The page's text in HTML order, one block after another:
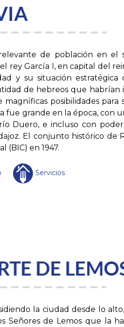
de población en el
rey García I, en capital del
y su situación estratégica
de hebreos que habrían
posibilidades para
fue grande en la época, con
Duero, e incluso con poder
El conjunto histórico de
(BIC) en 1947.
Servicios
la ciudad desde lo
Señores de Lemos que la